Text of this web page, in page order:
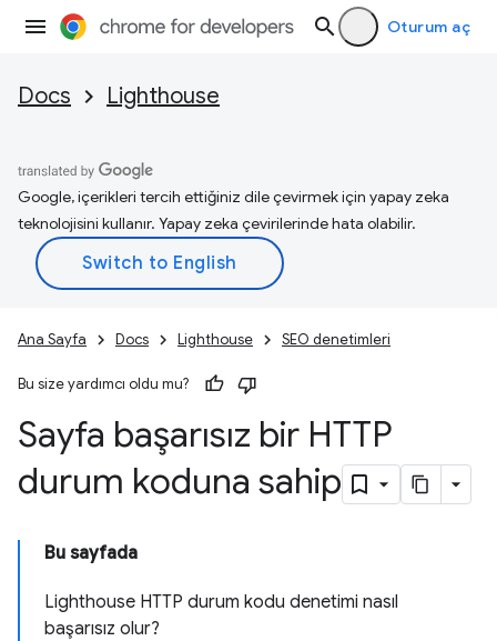
Oturum aç
Docs Lighthouse
Google, içerikleri tercih ettiğiniz dile çevirmek için yapay zeka
teknolojisini kullanır. Yapay zeka çevirilerinde hata olabilir.
Ana Sayfa Docs Lighthouse SEO denetimleri
Bu size yardımcı oldu mu?
Sayfa başarısız bir HTTP
durum koduna sahip
Bu sayfada
Lighthouse HTTP durum kodu denetimi nasıl
başarısız olur?